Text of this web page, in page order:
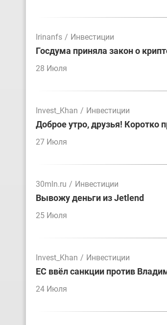
Irinanfs / Инвестиции
Госдума приняла закон о
28 Июля
Invest_Khan / Инвестиции
Доброе утро, друзья! Коротко
27 Июля
30mln.ru / Инвестиции
Вывожу деньги из Jetlend
25 Июля
Invest_Khan / Инвестиции
ЕС ввёл санкции против
24 Июля